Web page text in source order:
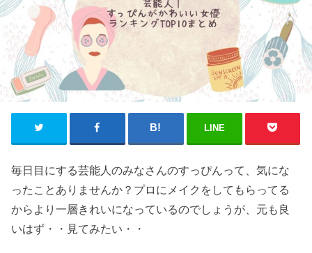
LINE
毎日目にする芸能人のみなさんのすっぴんって、気にな
ったことありませんか？プロにメイクをしてもらってる
からより一層きれいになっているのでしょうが、元も良
いはず・・見てみたい・・